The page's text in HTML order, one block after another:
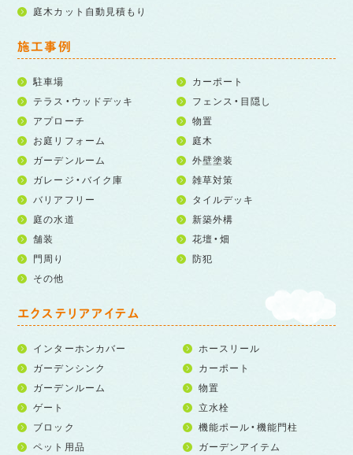
庭木カット自動見積もり
施工事例
駐車場
カーポート
テラス・ウッドデッキ
フェンス・目隠し
アプローチ
物置
お庭リフォーム
庭木
ガーデンルーム
外壁塗装
ガレージ・バイク庫
雑草対策
バリアフリー
タイルデッキ
庭の水道
新築外構
舗装
花壇・畑
門周り
防犯
その他
エクステリアアイテム
インターホンカバー
ホースリール
ガーデンシンク
カーポート
ガーデンルーム
物置
ゲート
立水栓
ブロック
機能ポール・機能門柱
ペット用品
ガーデンアイテム